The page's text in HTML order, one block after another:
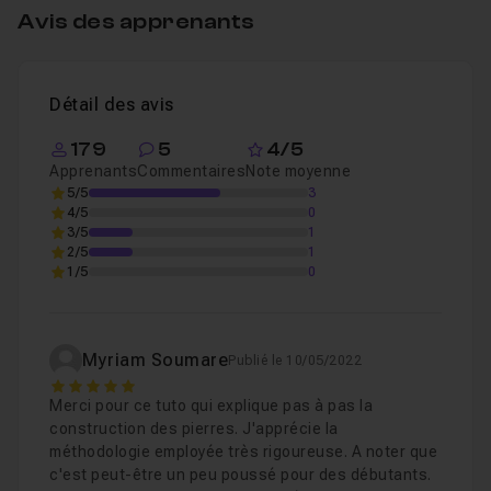
Avis des apprenants
Détail des avis
179
Apprenants
5
Commentaires
4/5
Note moyenne
5/5
3
4/5
0
3/5
1
2/5
1
1/5
0
Myriam SoumarePublié le 10/05/2022
5
Merci pour ce tuto qui explique pas à pas la
construction des pierres. J'apprécie la
méthodologie employée très rigoureuse. A noter que
c'est peut-être un peu poussé pour des débutants.